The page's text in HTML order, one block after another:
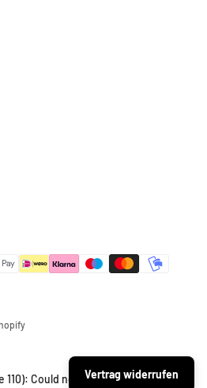
Could not find assetVertrag widerrufen